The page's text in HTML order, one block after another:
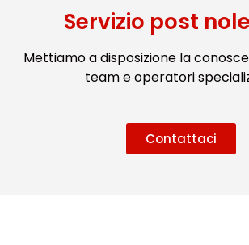
Servizio post
Mettiamo a disposizione la
team e operatori
Contattaci